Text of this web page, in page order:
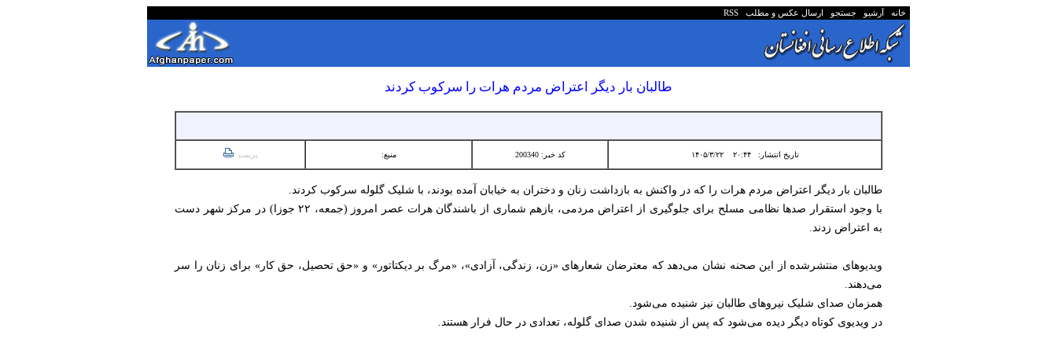
خانه آرشیو جستجو ارسال عکس و مطلب RSS
طالبان بار دیگر اعتراض مردم هرات را سرکوب کردند
تاریخ انتشار:۲۰:۴۴ ۱۴۰۵/۳/۲۲ کد خبر: 200340 منبع: پرینت
طالبان بار دیگر اعتراض مردم هرات را که در واکنش به بازداشت زنان و دختران به خیابان آمده بودند، با شلیک گلوله سرکوب کردند.
با وجود استقرار صدها نظامی مسلح برای جلوگیری از اعتراض مردمی، بازهم شماری از باشندگان هرات عصر امروز‌ (جمعه، ۲۲ جوزا) در مرکز شهر دست
به اعتراض زدند.
ویدیوهای منتشرشده از این صحنه نشان می‌دهد که معترضان شعارهای «زن، زندگی، آزادی»، «مرگ بر دیکتاتور» و «حق تحصیل، حق کار» برای زنان را سر
می‌دهند.
همزمان صدای شلیک‌ نیروهای طالبان نیز شنیده می‌شود.
در ویدیوی کوتاه دیگر دیده می‌شود که پس از شنیده شدن صدای گلوله، تعدادی در حال فرار هستند.